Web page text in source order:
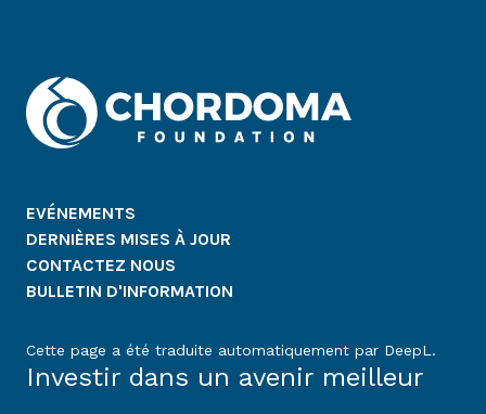
EVÉNEMENTS
DERNIÈRES MISES À JOUR
CONTACTEZ NOUS
BULLETIN D'INFORMATION
Cette page a été traduite automatiquement par DeepL.
Investir dans un avenir meilleur